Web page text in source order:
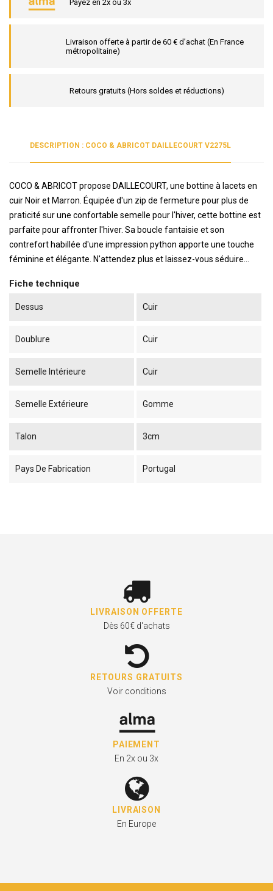
Payez en 2x ou 3x
Livraison offerte à partir de 60 € d’achat (En France
métropolitaine)
Retours gratuits (Hors soldes et réductions)
DESCRIPTION : COCO & ABRICOT DAILLECOURT V2275L
COCO & ABRICOT propose DAILLECOURT, une bottine à lacets en
cuir Noir et Marron. Équipée d'un zip de fermeture pour plus de
praticité sur une confortable semelle pour l'hiver, cette bottine est
parfaite pour affronter l'hiver. Sa boucle fantaisie et son
contrefort habillée d'une impression python apporte une touche
féminine et élégante. N'attendez plus et laissez-vous séduire...
Fiche technique
Dessus Cuir
Doublure Cuir
Semelle Intérieure Cuir
Semelle Extérieure Gomme
Talon 3cm
Pays De Fabrication Portugal
LIVRAISON OFFERTE
Dès 60€ d'achats
RETOURS GRATUITS
Voir conditions
PAIEMENT
En 2x ou 3x
LIVRAISON
En Europe